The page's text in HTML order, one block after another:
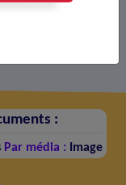
:
Par média : Image